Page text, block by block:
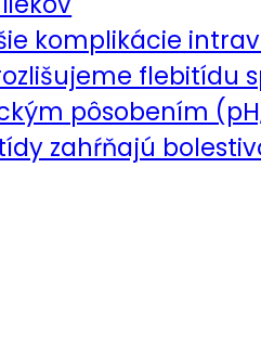
komplikácie
flebitídu
pôsobením
zahŕňajú